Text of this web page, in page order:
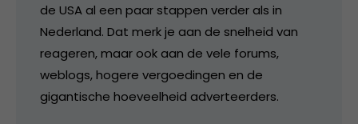
de USA al een paar stappen verder als in
Nederland. Dat merk je aan de snelheid van
reageren, maar ook aan de vele forums,
weblogs, hogere vergoedingen en de
gigantische hoeveelheid adverteerders.